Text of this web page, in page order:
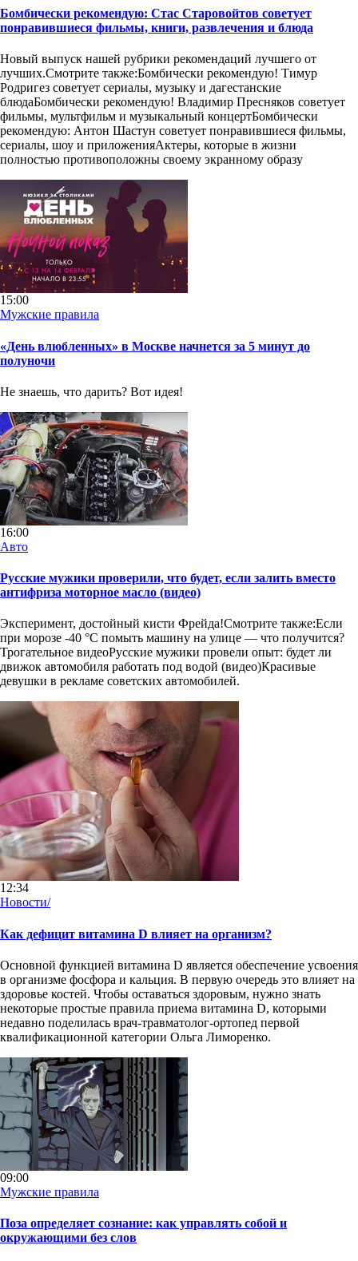
Бомбически рекомендую: Стас Старовойтов советует
понравившиеся фильмы, книги, развлечения и блюда
Новый выпуск нашей рубрики рекомендаций лучшего от
лучших.Смотрите также:Бомбически рекомендую! Тимур
Родригез советует сериалы, музыку и дагестанские
блюдаБомбически рекомендую! Владимир Пресняков советует
фильмы, мультфильм и музыкальный концертБомбически
рекомендую: Антон Шастун советует понравившиеся фильмы,
сериалы, шоу и приложенияАктеры, которые в жизни
полностью противоположны своему экранному образу
15:00
Мужские правила
«День влюбленных» в Москве начнется за 5 минут до
полуночи
Не знаешь, что дарить? Вот идея!
16:00
Авто
Русские мужики проверили, что будет, если залить вместо
антифриза моторное масло (видео)
Эксперимент, достойный кисти Фрейда!Смотрите также:Если
при морозе -40 °C помыть машину на улице — что получится?
Трогательное видеоРусские мужики провели опыт: будет ли
движок автомобиля работать под водой (видео)Красивые
девушки в рекламе советских автомобилей.
12:34
Новости/
Как дефицит витамина D влияет на организм?
Основной функцией витамина D является обеспечение усвоения
в организме фосфора и кальция. В первую очередь это влияет на
здоровье костей. Чтобы оставаться здоровым, нужно знать
некоторые простые правила приема витамина D, которыми
недавно поделилась врач-травматолог-ортопед первой
квалификационной категории Ольга Лиморенко.
09:00
Мужские правила
Поза определяет сознание: как управлять собой и
окружающими без слов